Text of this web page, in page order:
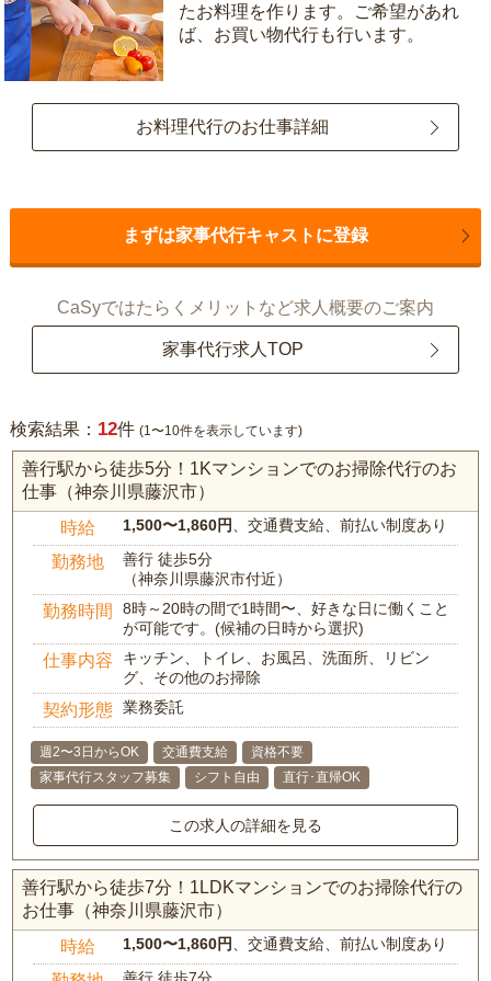
たお料理を作ります。ご希望があれ
ば、お買い物代行も行います。
お料理代行のお仕事詳細
まずは家事代行キャストに登録
CaSyではたらくメリットなど求人概要のご案内
家事代行求人TOP
検索結果： 12件 (1〜10件を表示しています)
善行駅から徒歩5分！1Kマンションでのお掃除代行のお
仕事（神奈川県藤沢市）
時給 1,500〜1,860円 、交通費支給、前払い制度あり
勤務地
善行 徒歩5分
（神奈川県藤沢市付近）
勤務時間
8時～20時の間で1時間〜、好きな日に働くこと
が可能です。(候補の日時から選択)
仕事内容
キッチン、トイレ、お風呂、洗面所、リビン
グ、その他のお掃除
契約形態 業務委託
週2〜3日からOK 交通費支給
資格不要
家事代行スタッフ募集
シフト自由 直行･直帰OK
この求人の詳細を見る
善行駅から徒歩7分！1LDKマンションでのお掃除代行の
お仕事（神奈川県藤沢市）
時給 1,500〜1,860円 、交通費支給、前払い制度あり